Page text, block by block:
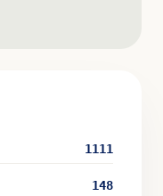
1111
148